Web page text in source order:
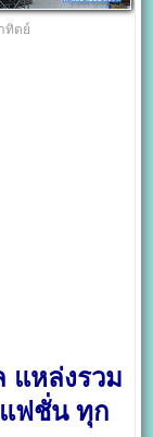
ทิตย์
แหล่งรวม
แฟชั่น ทุก